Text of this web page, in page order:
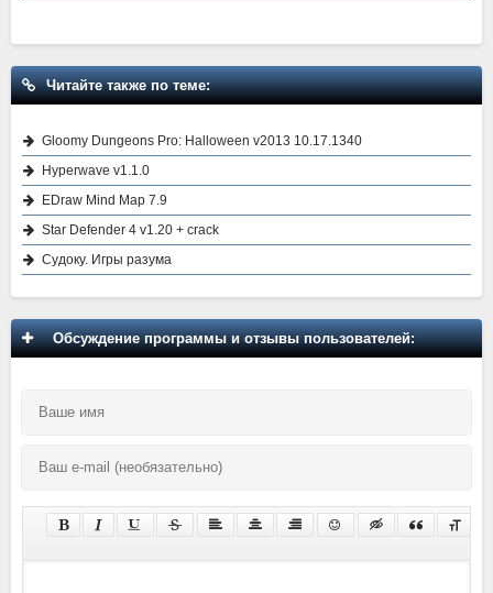
Читайте также по теме:
Gloomy Dungeons Pro: Halloween v2013 10.17.1340
Hyperwave v1.1.0
EDraw Mind Map 7.9
Star Defender 4 v1.20 + crack
Судоку. Игры разума
Обсуждение программы и отзывы пользователей: